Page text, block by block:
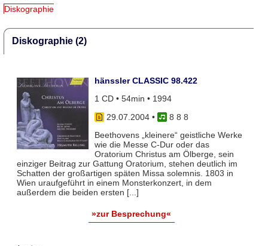
Diskographie
Diskographie (2)
hänssler CLASSIC 98.422
1 CD • 54min • 1994
29.07.2004•
8 8 8
Beethovens „kleinere“ geistliche Werke
wie die Messe C-Dur oder das
Oratorium Christus am Ölberge, sein
einziger Beitrag zur Gattung Oratorium, stehen deutlich im
Schatten der großartigen späten Missa solemnis. 1803 in
Wien uraufgeführt in einem Monsterkonzert, in dem
außerdem die beiden ersten [...]
»zur Besprechung«